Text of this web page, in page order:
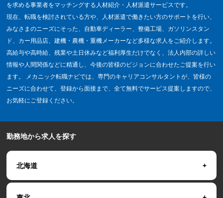
を求める事業者をマッチングする人材紹介・人材派遣サービスです。
現在、転職を検討されている方や、人材派遣で働きたい方のサポートを行い、
みなさまのニーズにそった、自動車ディーラー、整備工場、ガソリンスタン
ド、カー用品店、建機・農機・重機メーカーなど多様な求人をご紹介します。
高給与や高時給、残業や土日休みなど福利厚生だけでなく、法人内部の詳しい
情報や人間関係などに精通し、今後の皆様のビジョンに合わせたご提案を行い
ます。 メカニック転職ナビでは、専門のキャリアコンサルタントが、皆様の
ニーズに合わせて、登録から面接まで、全て無料でサービス提案しますので、
お気軽にご登録ください。
勤務地から求人を探す
北海道